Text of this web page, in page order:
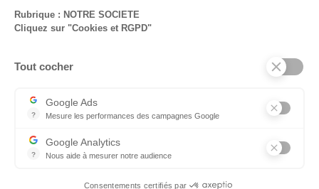
NOTRE SOCIÉTÉ
VOTRE COMPTE 
INFORMATIONS
Découvrez aussi :
Rubrique : NOTRE SOCIETE
Cliquez sur "Cookies et RGPD"
Tout cocher
?
Google Ads
Mesure les performances des campagnes Google
?
Google Analytics
Nous aide à mesurer notre audience
Consentements certifiés par